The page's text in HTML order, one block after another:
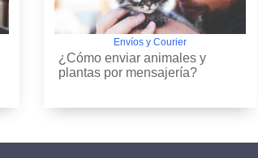
Envíos y Courier
¿Cómo enviar animales y
plantas por mensajería?